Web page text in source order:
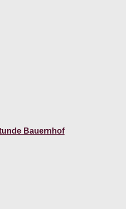
Bauernhof